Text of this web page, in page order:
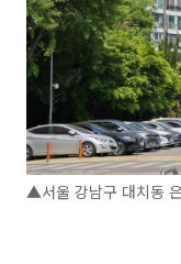
▲서울 강남구 대치동